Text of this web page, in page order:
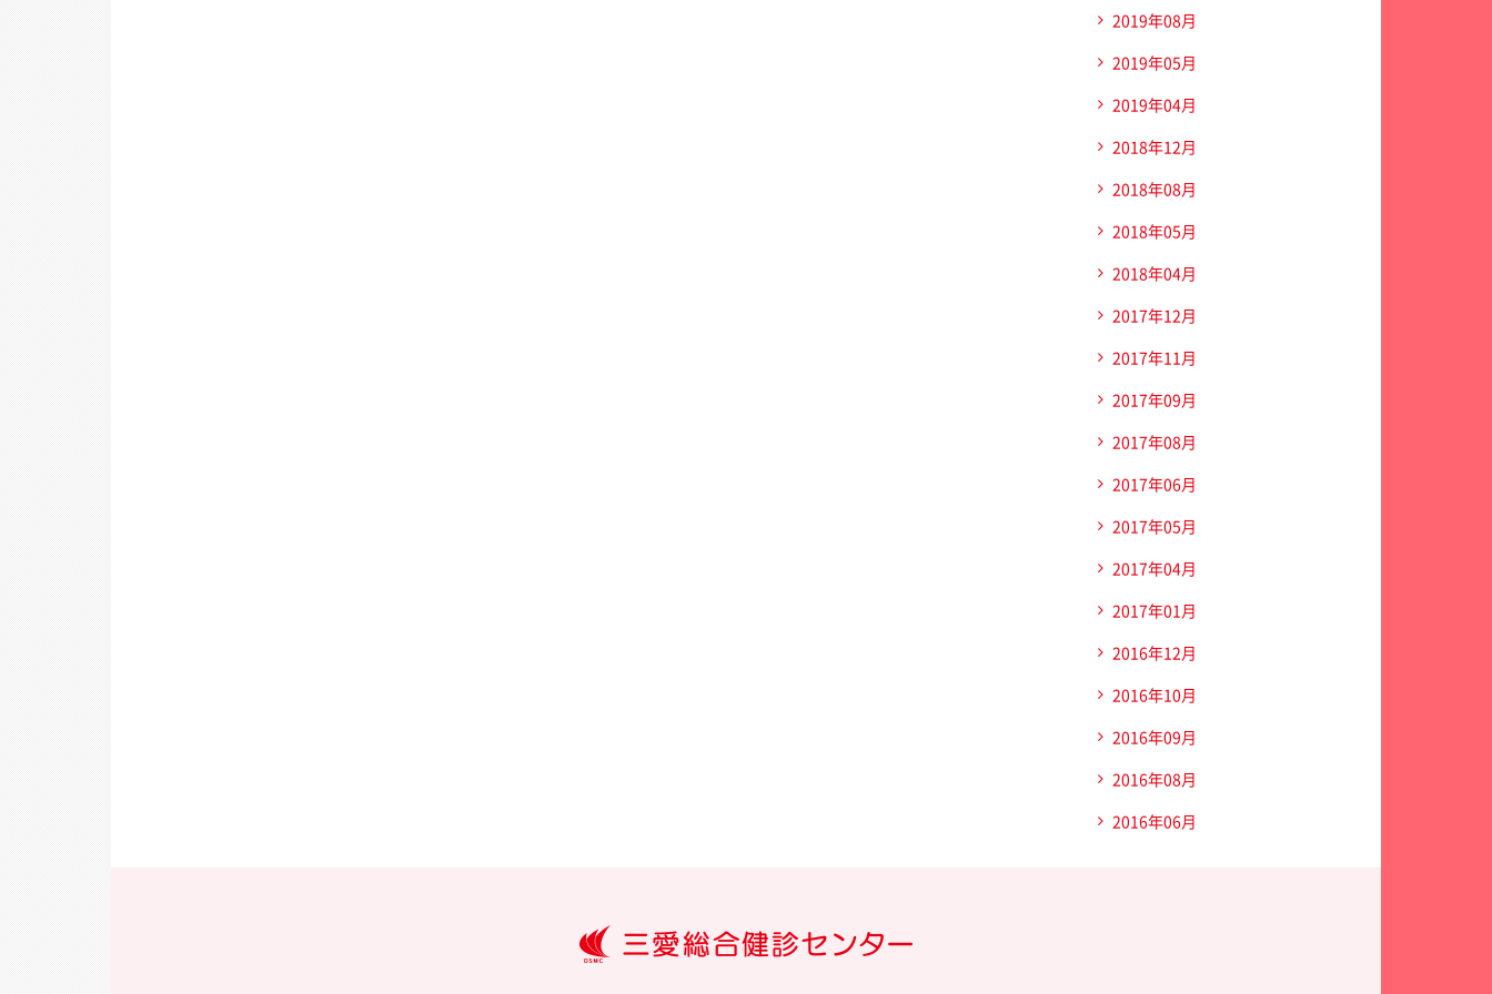
2019年08月
2019年05月
2019年04月
2018年12月
2018年08月
2018年05月
2018年04月
2017年12月
2017年11月
2017年09月
2017年08月
2017年06月
2017年05月
2017年04月
2017年01月
2016年12月
2016年10月
2016年09月
2016年08月
2016年06月